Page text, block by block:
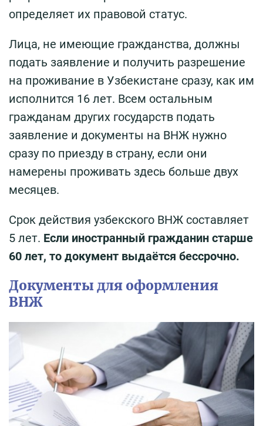
определяет их правовой статус.
Лица, не имеющие гражданства, должны
подать заявление и получить разрешение
на проживание в Узбекистане сразу, как им
исполнится 16 лет. Всем остальным
гражданам других государств подать
заявление и документы на ВНЖ нужно
сразу по приезду в страну, если они
намерены проживать здесь больше двух
месяцев.
Срок действия узбекского ВНЖ составляет
5 лет. Если иностранный гражданин старше
60 лет, то документ выдаётся бессрочно.
Документы для оформления
ВНЖ